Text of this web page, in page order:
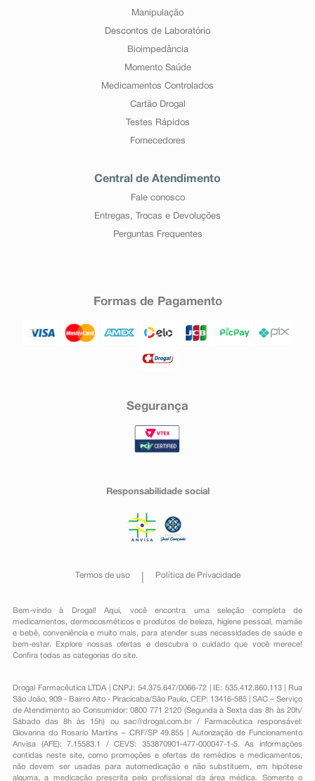
Manipulação
Descontos de Laboratório
Bioimpedância
Momento Saúde
Medicamentos Controlados
Cartão Drogal
Testes Rápidos
Fornecedores
Central de Atendimento
Fale conosco
Entregas, Trocas e Devoluções
Perguntas Frequentes
Formas de Pagamento
Segurança
Responsabilidade social
Termos de uso Política de Privacidade
Bem-vindo à Drogal! Aqui, você encontra uma seleção completa de
medicamentos , dermocosméticos e produtos de beleza, higiene pessoal ,mamãe
e bebê, conveniênciae muito mais, para atender suas necessidades de saúde e
bem-estar. Explore nossas ofertas e descubra o cuidado que você merece!
Confira todas as categorias do site.
Drogal Farmacêutica LTDA | CNPJ: 54.375.647/0066-72 | IE: 535.412.860.113 | Rua
São João, 909 - Bairro Alto - Piracicaba/São Paulo, CEP: 13416-585 | SAC – Serviço
de Atendimento ao Consumidor: 0800 771 2120 (Segunda à Sexta das 8h às 20h/
Sábado das 8h às 15h) ou sac@drogal.com.br/ Farmacêutica responsável:
Giovanna do Rosario Martins – CRF/SP 49.855 | Autorização de Funcionamento
Anvisa (AFE): 7.15583.1 / CEVS: 353870901-477-000047-1-5. As informações
contidas neste site, como promoções e ofertas de remédios e medicamentos,
não devem ser usadas para automedicação e não substituem, em hipótese
alguma, a medicação prescrita pelo profissional da área médica. Somente o